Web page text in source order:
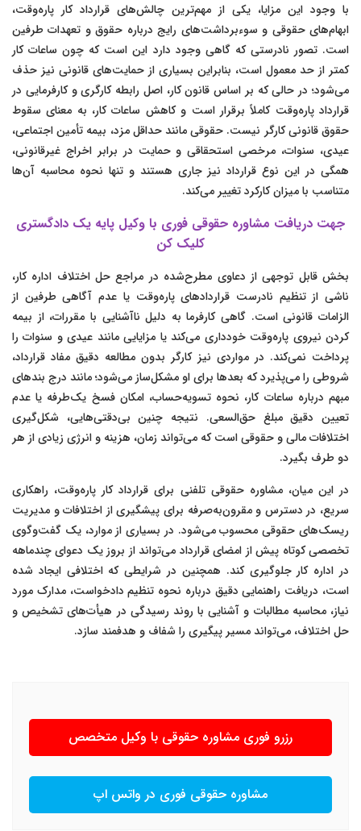
با وجود این مزایا، یکی از مهم‌ترین چالش‌های قرارداد کار پاره‌وقت،
ابهام‌های حقوقی و سوءبرداشت‌های رایج درباره حقوق و تعهدات طرفین
است. تصور نادرستی که گاهی وجود دارد این است که چون ساعات کار
کمتر از حد معمول است، بنابراین بسیاری از حمایت‌های قانونی نیز حذف
می‌شود؛ در حالی که بر اساس قانون کار، اصل رابطه کارگری و کارفرمایی در
قرارداد پاره‌وقت کاملاً برقرار است و کاهش ساعات کار، به معنای سقوط
حقوق قانونی کارگر نیست. حقوقی مانند حداقل مزد، بیمه تأمین اجتماعی،
عیدی، سنوات، مرخصی استحقاقی و حمایت در برابر اخراج غیرقانونی،
همگی در این نوع قرارداد نیز جاری هستند و تنها نحوه محاسبه آن‌ها
متناسب با میزان کارکرد تغییر می‌کند.
جهت دریافت مشاوره حقوقی فوری با وکیل پایه یک دادگستری
کلیک کن
بخش قابل توجهی از دعاوی مطرح‌شده در مراجع حل اختلاف اداره کار،
ناشی از تنظیم نادرست قراردادهای پاره‌وقت یا عدم آگاهی طرفین از
الزامات قانونی است. گاهی کارفرما به دلیل ناآشنایی با مقررات، از بیمه
کردن نیروی پاره‌وقت خودداری می‌کند یا مزایایی مانند عیدی و سنوات را
پرداخت نمی‌کند. در مواردی نیز کارگر بدون مطالعه دقیق مفاد قرارداد،
شروطی را می‌پذیرد که بعدها برای او مشکل‌ساز می‌شود؛ مانند درج بندهای
مبهم درباره ساعات کار، نحوه تسویه‌حساب، امکان فسخ یک‌طرفه یا عدم
تعیین دقیق مبلغ حق‌السعی. نتیجه چنین بی‌دقتی‌هایی، شکل‌گیری
اختلافات مالی و حقوقی است که می‌تواند زمان، هزینه و انرژی زیادی از هر
دو طرف بگیرد.
در این میان، مشاوره حقوقی تلفنی برای قرارداد کار پاره‌وقت، راهکاری
سریع، در دسترس و مقرون‌به‌صرفه برای پیشگیری از اختلافات و مدیریت
ریسک‌های حقوقی محسوب می‌شود. در بسیاری از موارد، یک گفت‌وگوی
تخصصی کوتاه پیش از امضای قرارداد می‌تواند از بروز یک دعوای چندماهه
در اداره کار جلوگیری کند. همچنین در شرایطی که اختلافی ایجاد شده
است، دریافت راهنمایی دقیق درباره نحوه تنظیم دادخواست، مدارک مورد
نیاز، محاسبه مطالبات و آشنایی با روند رسیدگی در هیأت‌های تشخیص و
حل اختلاف، می‌تواند مسیر پیگیری را شفاف و هدفمند سازد.
رزرو فوری مشاوره حقوقی با وکیل متخصص
مشاوره حقوقی فوری در واتس اپ